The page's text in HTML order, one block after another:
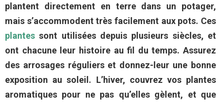
plantent directement en terre dans un potager,
mais s’accommodent très facilement aux pots. Ces
plantes sont utilisées depuis plusieurs siècles, et
ont chacune leur histoire au fil du temps. Assurez
des arrosages réguliers et donnez-leur une bonne
exposition au soleil. L’hiver, couvrez vos plantes
aromatiques pour ne pas qu’elles gèlent, et que